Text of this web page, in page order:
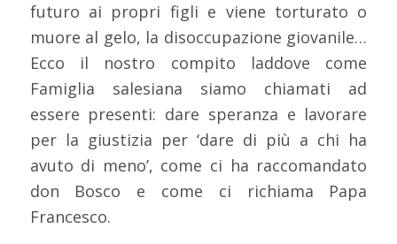
futuro ai propri figli e viene torturato o
muore al gelo, la disoccupazione giovanile…
Ecco il nostro compito laddove come
Famiglia salesiana siamo chiamati ad
essere presenti: dare speranza e lavorare
per la giustizia per ‘dare di più a chi ha
avuto di meno’, come ci ha raccomandato
don Bosco e come ci richiama Papa
Francesco.